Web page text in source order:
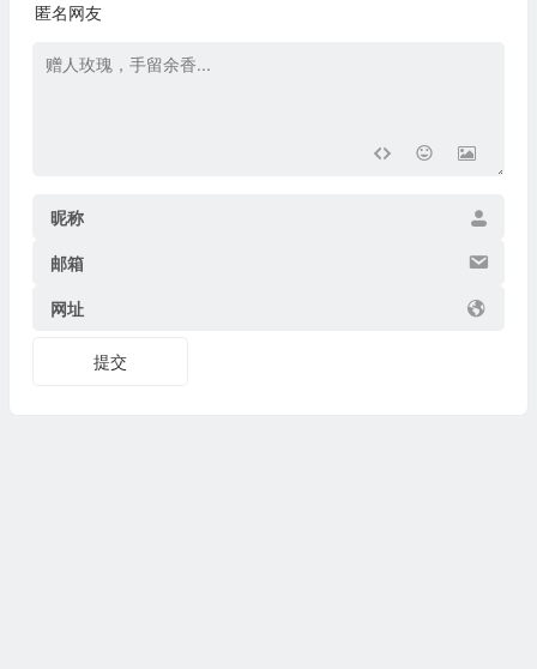
匿名网友
昵称
邮箱
网址
提交